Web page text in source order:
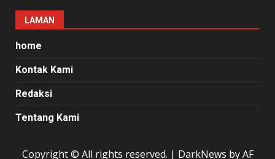
LAMAN
home
Kontak Kami
Redaksi
Tentang Kami
Copyright © All rights reserved. | DarkNews by AF